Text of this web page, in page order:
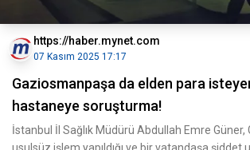
https://haber.mynet.com
07 Kasım 2025 17:17
Gaziosmanpaşa da elden para
hastaneye soruşturma!
İstanbul İl Sağlık Müdürü Abdullah Emre